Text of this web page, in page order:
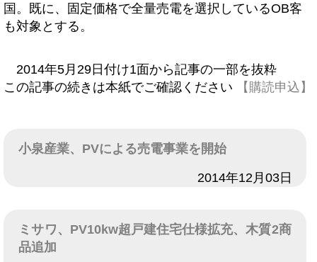
国。既に、固定価格で全量売電を選択しているOB客
も対象とする。
2014年5月29日付け1面から記事の一部を抜粋
この記事の続きは本紙でご確認ください
【購読申込】
小泉産業、PVによる売電事業を開始
2014年12月03日
ミサワ、PV10kw超戸建住宅仕様拡充、木質2商
品追加